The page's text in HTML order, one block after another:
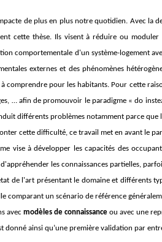
de plus en plus notre quotidien. Avec la
cette thèse. Ils visent à réduire ou
comportementale d'un système-logement
externes et des phénomènes
comprendre pour les habitants. Pour cette
… afin de promouvoir le paradigme «do
différents problèmes notamment parce que
cette difficulté, ce travail met en avant le
vise à développer les capacités des
les connaissances partielles,
de l'art présentant le domaine et différents
comparant un scénario de référence
avec modèles de connaissance ou avec une
donné ainsi qu’une première validation par